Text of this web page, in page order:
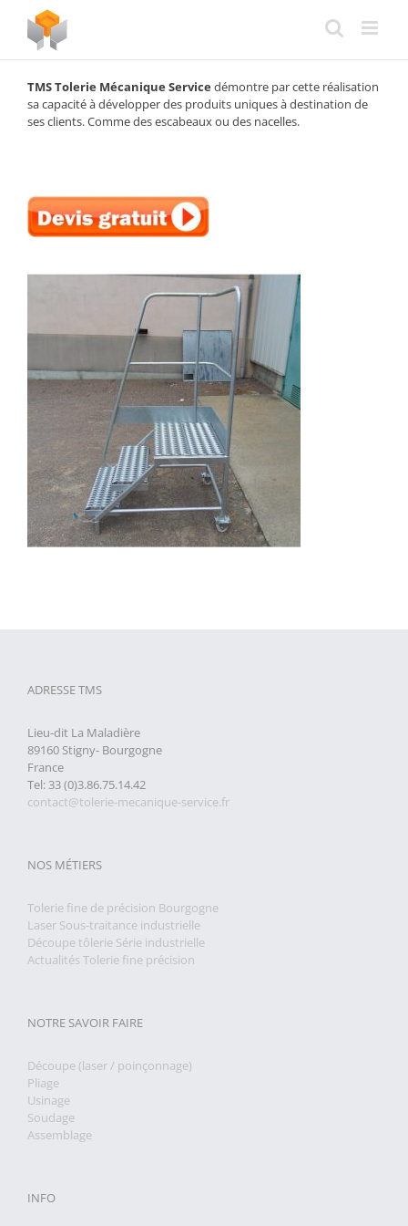
contenu
TMS Tolerie Mécanique Servicedémontre par cette réalisation
sa capacité à développer des produits uniques à destination de
ses clients. Comme des escabeaux ou des nacelles.
ADRESSE TMS
Lieu-dit La Maladière
89160 Stigny- Bourgogne
France
Tel: 33 (0)3.86.75.14.42
contact@tolerie-mecanique-service.fr
NOS MÉTIERS
Tolerie fine de précision Bourgogne
Laser Sous-traitance industrielle
Découpe tôlerie Série industrielle
Actualités Tolerie fine précision
NOTRE SAVOIR FAIRE
Découpe (laser / poinçonnage)
Pliage
Usinage
Soudage
Assemblage
INFO